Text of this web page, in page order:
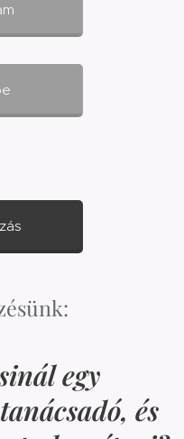
egy
és